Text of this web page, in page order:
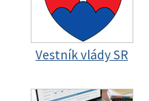
Vestník vlády SR